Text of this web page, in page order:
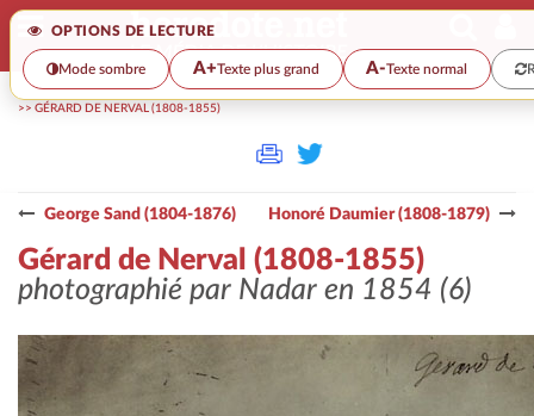
OPTIONS DE LECTURE
Mode sombre A+Texte plus grand A-Texte normal
>> GÉRARD DE NERVAL (1808-1855)
George Sand (1804-1876) Honoré Daumier (1808-1879)
Gérard de Nerval (1808-1855)
photographié par Nadar en 1854 (6)